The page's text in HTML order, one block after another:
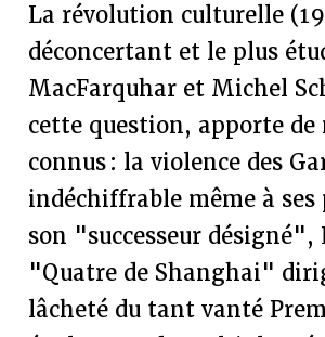
La révolution culturelle
déconcertant et le plus
MacFarquhar et Michel
cette question, apporte de
connus : la violence des
indéchiffrable même à
son "successeur
"Quatre de Shanghai"
lâcheté du tant vanté